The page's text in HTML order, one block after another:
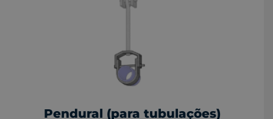
Pendural (para tubulações)